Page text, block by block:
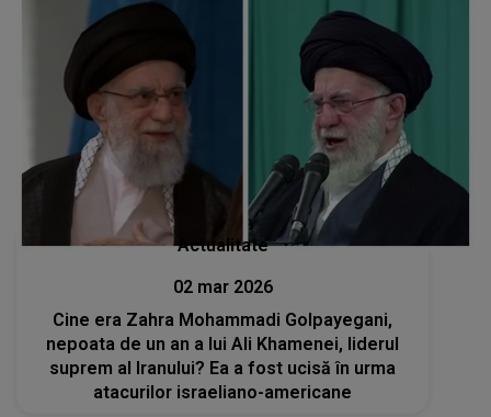
Actualitate
02 mar 2026
Cine era Zahra Mohammadi Golpayegani,
nepoata de un an a lui Ali Khamenei, liderul
suprem al Iranului? Ea a fost ucisă în urma
atacurilor israeliano-americane